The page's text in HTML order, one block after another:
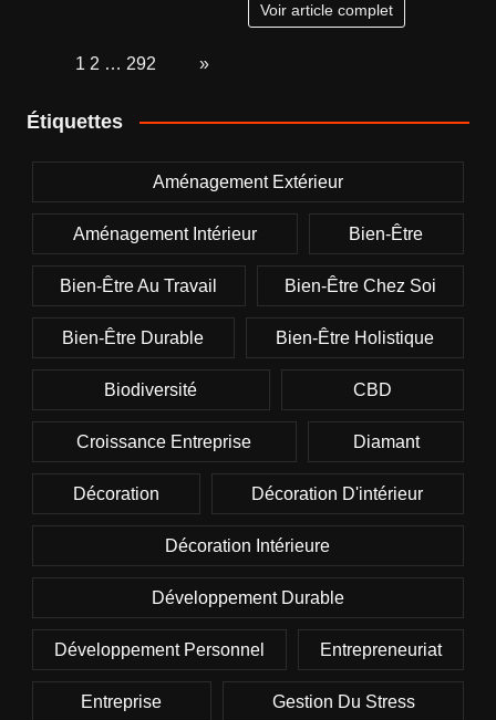
Voir article complet
1 2 … 292 »
Étiquettes
Aménagement Extérieur
Aménagement Intérieur Bien-Être
Bien-Être Au Travail Bien-Être Chez Soi
Bien-Être Durable Bien-Être Holistique
Biodiversité CBD
Croissance Entreprise Diamant
Décoration Décoration D'intérieur
Décoration Intérieure
Développement Durable
Développement Personnel Entrepreneuriat
Entreprise Gestion Du Stress